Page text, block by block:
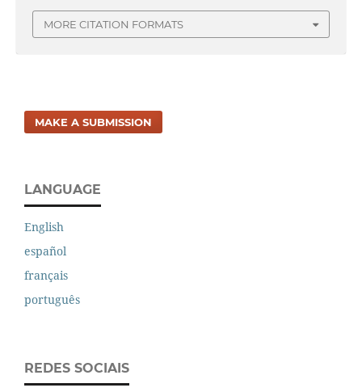
MORE CITATION FORMATS
MAKE A SUBMISSION
LANGUAGE
English
español
français
português
REDES SOCIAIS